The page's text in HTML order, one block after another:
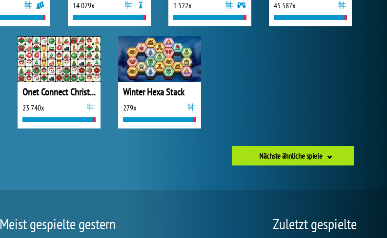
14 079x 1 522x 45 587x
Onet Connect Christmas
23 740x
Winter Hexa Stack
279x
Nächste ähnliche spiele
Meist gespielte gestern Zuletzt gespielte